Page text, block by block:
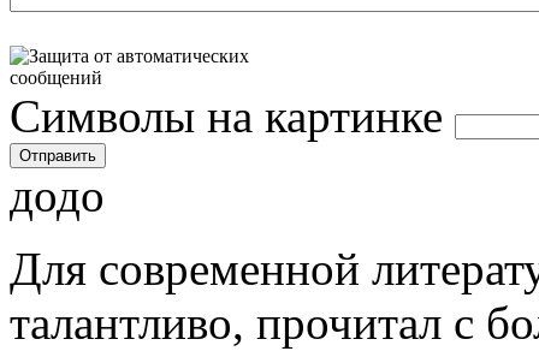
Символы на картинке
додо
Для современной
талантливо, прочитал с